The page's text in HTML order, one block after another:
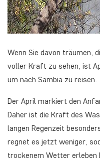
Wenn Sie davon träumen,
voller Kraft zu sehen, ist
um nach Sambia zu reisen.
Der April markiert den
Daher ist die Kraft des
langen Regenzeit
regnet es jetzt weniger,
trockenem Wetter erleben